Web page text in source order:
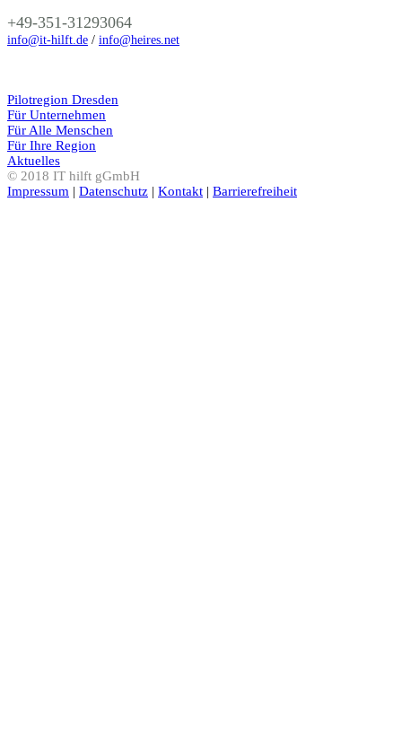
+49-351-31293064
info@it-hilft.de / info@heires.net
Pilotregion Dresden
Für Unternehmen
Für Alle Menschen
Für Ihre Region
Aktuelles
© 2018 IT hilft gGmbH
Impressum | Datenschutz | Kontakt | Barrierefreiheit